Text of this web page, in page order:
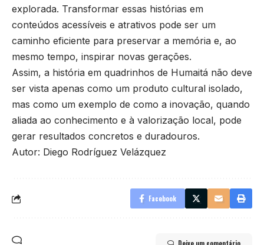
explorada. Transformar essas histórias em
conteúdos acessíveis e atrativos pode ser um
caminho eficiente para preservar a memória e, ao
mesmo tempo, inspirar novas gerações.
Assim, a história em quadrinhos de Humaitá não deve
ser vista apenas como um produto cultural isolado,
mas como um exemplo de como a inovação, quando
aliada ao conhecimento e à valorização local, pode
gerar resultados concretos e duradouros.
Autor: Diego Rodríguez Velázquez
Facebook